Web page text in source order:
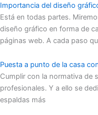
Importancia del diseño
Está en todas partes.
diseño gráfico en forma de
páginas web. A cada paso
Puesta a punto de la casa
Cumplir con la normativa de
profesionales. Y a ello se
espaldas más